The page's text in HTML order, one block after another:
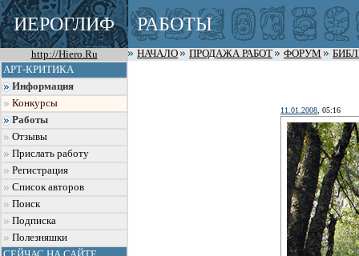
ИЕРОГЛИФ РАБОТЫ
http://Hiero.Ru НАЧАЛО ПРОДАЖА РАБОТ ФОРУМ
АРТ-КРИТИКА
Информация
Конкурсы
Работы
Отзывы
Прислать работу
Регистрация
Список авторов
Поиск
Подписка
Полезняшки
11.01.2008 , 05:16